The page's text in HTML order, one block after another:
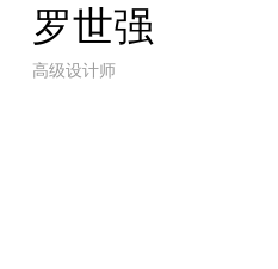
罗世强
高级设计师